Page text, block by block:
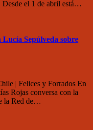
el 1 de abril está…
Lucía Sepúlveda sobre
| Felices y Forrados En
Rojas conversa con la
la Red de…